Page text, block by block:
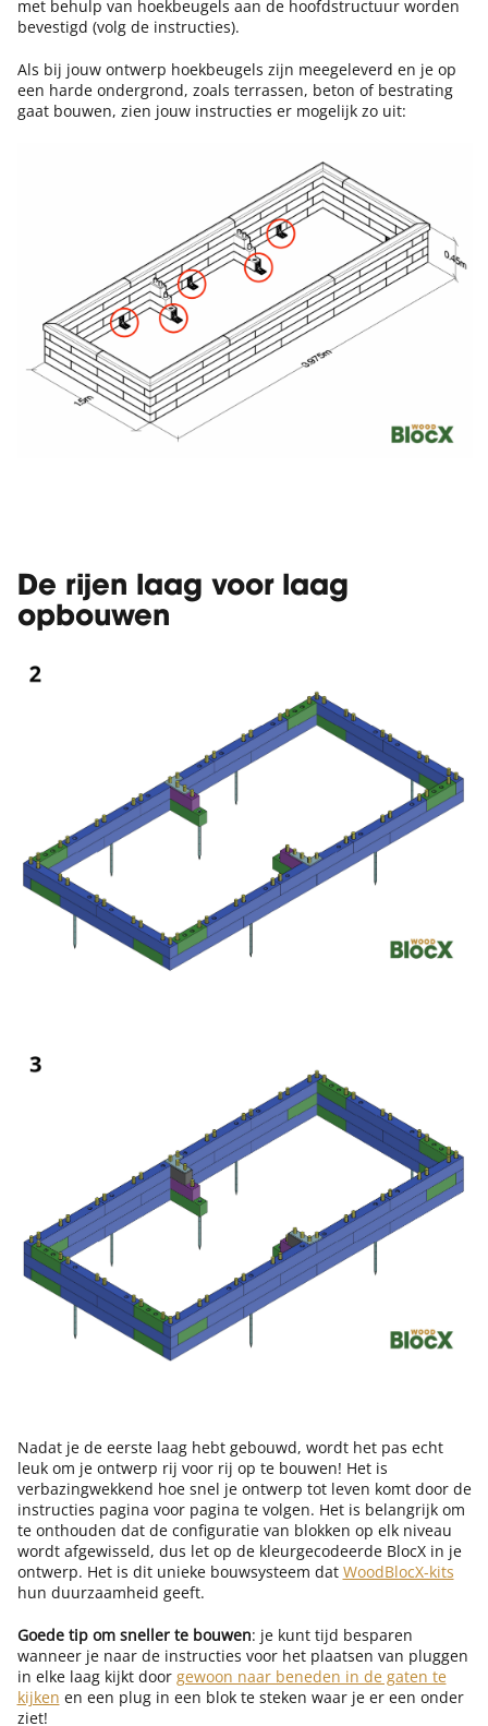
met behulp van hoekbeugels aan de hoofdstructuur worden
bevestigd (volg de instructies).
Als bij jouw ontwerp hoekbeugels zijn meegeleverd en je op
een harde ondergrond, zoals terrassen, beton of bestrating
gaat bouwen, zien jouw instructies er mogelijk zo uit:
De rijen laag voor laag
opbouwen
Nadat je de eerste laag hebt gebouwd, wordt het pas echt
leuk om je ontwerp rij voor rij op te bouwen! Het is
verbazingwekkend hoe snel je ontwerp tot leven komt door de
instructies pagina voor pagina te volgen. Het is belangrijk om
te onthouden dat de configuratie van blokken op elk niveau
wordt afgewisseld, dus let op de kleurgecodeerde BlocX in je
ontwerp. Het is dit unieke bouwsysteem dat WoodBlocX-kits
hun duurzaamheid geeft.
Goede tip om sneller te bouwen: je kunt tijd besparen
wanneer je naar de instructies voor het plaatsen van pluggen
in elke laag kijkt door gewoon naar beneden in de gaten te
kijken en een plug in een blok te steken waar je er een onder
ziet!